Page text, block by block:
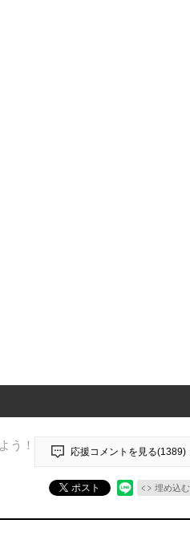
う！ 応援コメントを見る(1389)
ポスト 埋め込む